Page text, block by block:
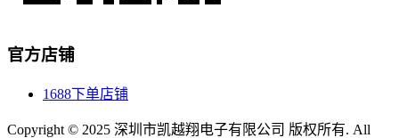
官方店铺
1688下单店铺
Copyright © 2025 深圳市凯越翔电子有限公司 版权所有. All